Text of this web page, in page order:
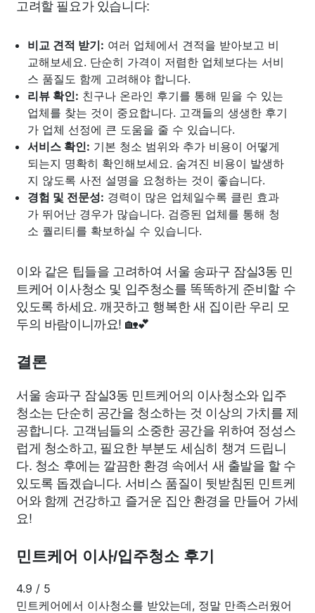
고려할 필요가 있습니다:
비교 견적 받기: 여러 업체에서 견적을 받아보고 비
교해보세요. 단순히 가격이 저렴한 업체보다는 서비
스 품질도 함께 고려해야 합니다.
리뷰 확인: 친구나 온라인 후기를 통해 믿을 수 있는
업체를 찾는 것이 중요합니다. 고객들의 생생한 후기
가 업체 선정에 큰 도움을 줄 수 있습니다.
서비스 확인: 기본 청소 범위와 추가 비용이 어떻게
되는지 명확히 확인해보세요. 숨겨진 비용이 발생하
지 않도록 사전 설명을 요청하는 것이 좋습니다.
경험 및 전문성: 경력이 많은 업체일수록 클린 효과
가 뛰어난 경우가 많습니다. 검증된 업체를 통해 청
소 퀄리티를 확보하실 수 있습니다.
이와 같은 팁들을 고려하여 서울 송파구 잠실3동 민
트케어 이사청소 및 입주청소를 똑똑하게 준비할 수
있도록 하세요. 깨끗하고 행복한 새 집이란 우리 모
두의 바람이니까요! 🏡💕
결론
서울 송파구 잠실3동 민트케어의 이사청소와 입주
청소는 단순히 공간을 청소하는 것 이상의 가치를 제
공합니다. 고객님들의 소중한 공간을 위하여 정성스
럽게 청소하고, 필요한 부분도 세심히 챙겨 드립니
다. 청소 후에는 깔끔한 환경 속에서 새 출발을 할 수
있도록 돕겠습니다. 서비스 품질이 뒷받침된 민트케
어와 함께 건강하고 즐거운 집안 환경을 만들어 가세
요!
민트케어 이사/입주청소 후기
4.9 / 5
민트케어에서 이사청소를 받았는데, 정말 만족스러웠어